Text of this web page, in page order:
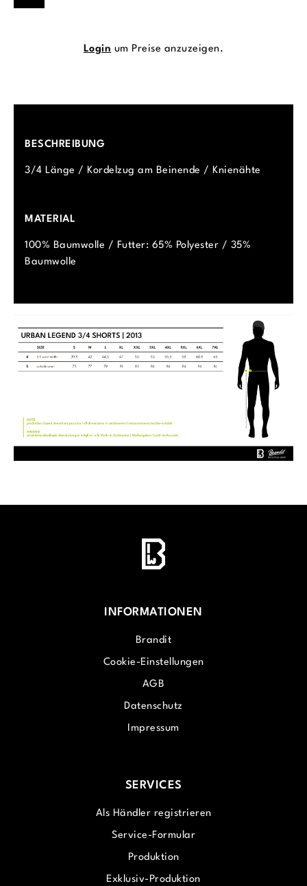
Login um Preise anzuzeigen.
BESCHREIBUNG
3/4 Länge / Kordelzug am Beinende / Knienähte
MATERIAL
100% Baumwolle / Futter: 65% Polyester / 35%
Baumwolle
INFORMATIONEN
Brandit
Cookie-Einstellungen
AGB
Datenschutz
Impressum
SERVICES
Als Händler registrieren
Service-Formular
Produktion
Exklusiv-Produktion